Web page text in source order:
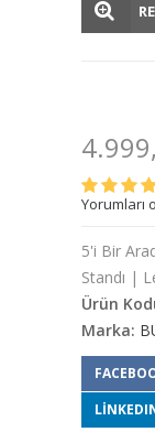
Yorumları
5'i Bir
Standı |
Ürün
Marka: